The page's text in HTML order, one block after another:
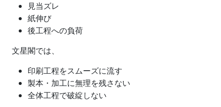
見当ズレ
紙伸び
後工程への負荷
文星閣では、
印刷工程をスムーズに流す
製本・加工に無理を残さない
全体工程で破綻しない